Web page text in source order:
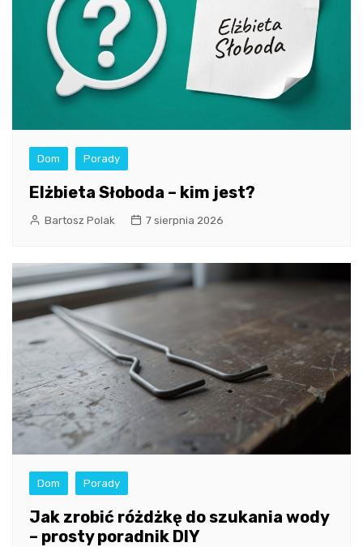
Dom Porady
Elżbieta Słoboda – kim jest?
Bartosz Polak 7 sierpnia 2026
Dom Porady
Jak zrobić różdżkę do szukania wody
– prosty poradnik DIY